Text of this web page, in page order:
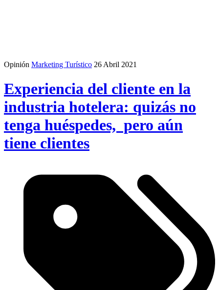
Opinión Marketing Turístico 26 Abril 2021
Experiencia del cliente en la
industria hotelera: quizás no
tenga huéspedes, pero aún
tiene clientes